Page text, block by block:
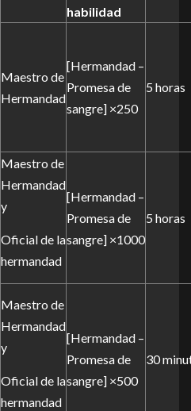
habilidad
Maestro de
Hermandad
[Hermandad –
Promesa de
sangre] ×250
5 horas
Maestro de
Hermandad
y
Oficial de la
hermandad
[Hermandad –
Promesa de
sangre] ×1000
5 horas
Maestro de
Hermandad
y
Oficial de la
hermandad
[Hermandad –
Promesa de
sangre] ×500
30